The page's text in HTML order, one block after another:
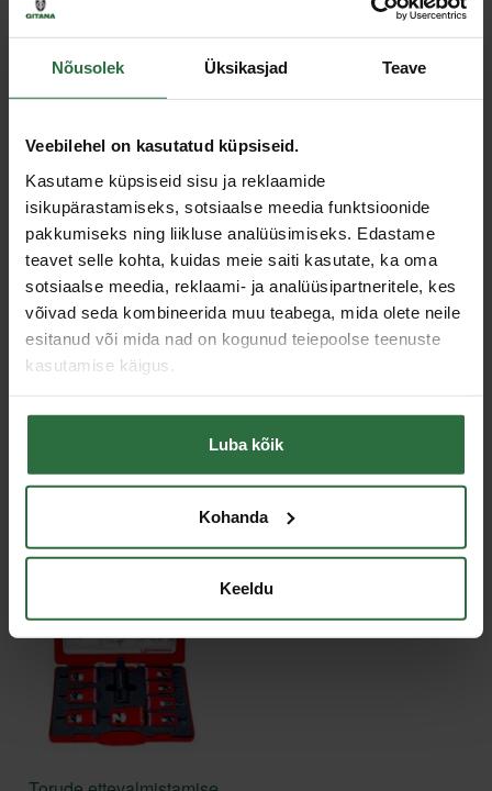
Nõusolek Üksikasjad Teave
Veebilehel on kasutatud küpsiseid.
Kasutame küpsiseid sisu ja reklaamide
isikupärastamiseks, sotsiaalse meedia funktsioonide
pakkumiseks ning liikluse analüüsimiseks. Edastame
teavet selle kohta, kuidas meie saiti kasutate, ka oma
sotsiaalse meedia, reklaami- ja analüüsipartneritele, kes
võivad seda kombineerida muu teabega, mida olete neile
esitanud või mida nad on kogunud teiepoolse teenuste
kasutamise käigus.
Luba kõik
Kohanda
Keeldu
Täpne 90º nurk, kalibreerimine, korgi eemaldamine, torude seina
sisemise ja välimise töötlemine - kõik ühes tööriistas. Lõikureid
saab käsitsi kasutada või külvikusse sisestada. Iga torutüübi ja
läbimõõdu jaoks kasutatakse eraldi lõikurit.
Spetsifikatsioon
Kaal 760 g
Sarnased tooted
Toodete loendi laadimine ebaõnnestus.